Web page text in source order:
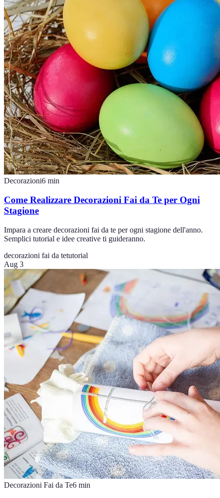
Decorazioni6 min
Come Realizzare Decorazioni Fai da Te per Ogni
Stagione
Impara a creare decorazioni fai da te per ogni stagione dell'anno.
Semplici tutorial e idee creative ti guideranno.
decorazioni fai da tetutorial
Aug 3
Decorazioni Fai da Te6 min